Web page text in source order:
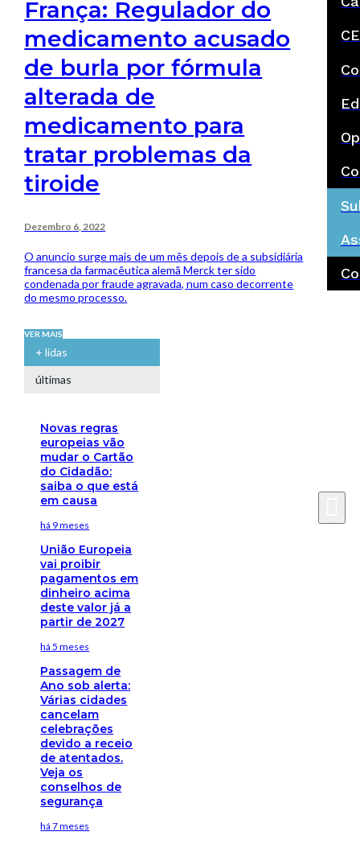
França: Regulador do
medicamento acusado
de burla por fórmula
alterada de
medicamento para
tratar problemas da
tiroide
Dezembro 6, 2022
O anuncio surge mais de um mês depois de a subsidiária
francesa da farmacêutica alemã Merck ter sido
condenada por fraude agravada, num caso decorrente
do mesmo processo.
VER MAIS
+ lidas
últimas
Novas regras
europeias vão
mudar o Cartão
do Cidadão:
saiba o que está
em causa
há 9 meses
União Europeia
vai proibir
pagamentos em
dinheiro acima
deste valor já a
partir de 2027
há 5 meses
Passagem de
Ano sob alerta:
Várias cidades
cancelam
celebrações
devido a receio
de atentados.
Veja os
conselhos de
segurança
há 7 meses